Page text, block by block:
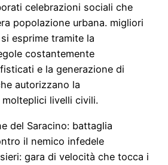
celebrazioni sociali che
popolazione urbana. migliori
esprime tramite la
costantemente
e la generazione di
autorizzano la
livelli civili.
del Saracino: battaglia
il nemico infedele
gara di velocità che tocca i